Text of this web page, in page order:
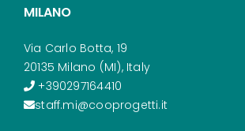
MILANO
Via Carlo Botta, 19
20135 Milano (MI), Italy
+390297164410
staff.mi@cooprogetti.it